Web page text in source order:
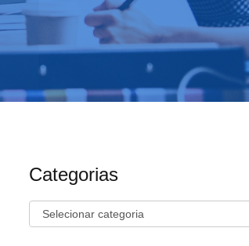
Categorias
Categorias